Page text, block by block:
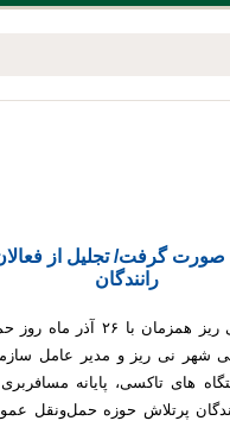
با سیلاب؛ عملیات لایروبی پل ورودی
گرفت/ تجلیل از
رانندگان
به گزارش روابط عمومی
شهر نی ریز و مدیر عامل
های تاکسی، پایانه
پرتلاش حوزه حمل‌ونقل